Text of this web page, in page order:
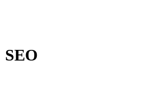
SEO